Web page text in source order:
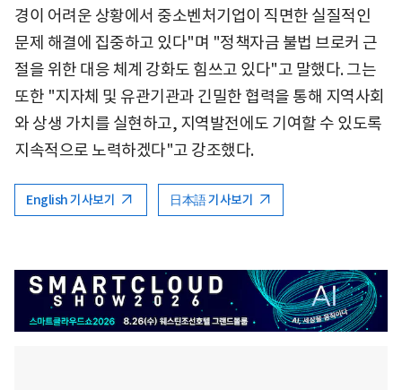
경이 어려운 상황에서 중소벤처기업이 직면한 실질적인
문제 해결에 집중하고 있다"며 "정책자금 불법 브로커 근
절을 위한 대응 체계 강화도 힘쓰고 있다"고 말했다. 그는
또한 "지자체 및 유관기관과 긴밀한 협력을 통해 지역사회
와 상생 가치를 실현하고, 지역발전에도 기여할 수 있도록
지속적으로 노력하겠다"고 강조했다.
English 기사보기 日本語 기사보기